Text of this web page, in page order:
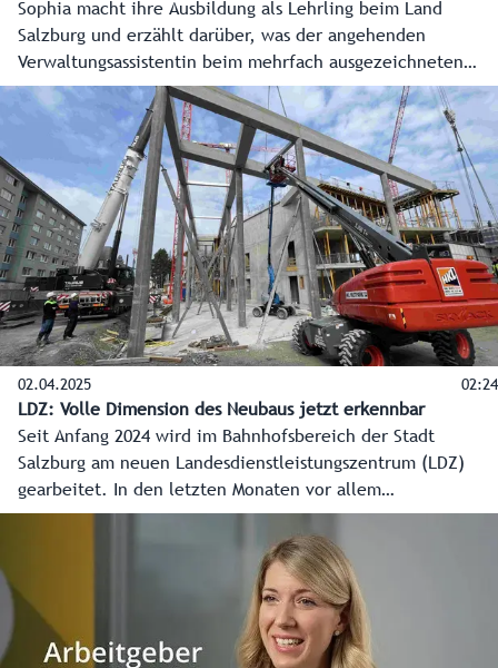
Sophia macht ihre Ausbildung als Lehrling beim Land
Salzburg und erzählt darüber, was der angehenden
Verwaltungsassistentin beim mehrfach ausgezeichneten
Arbeitgeber Land Salzburg besonders gefällt.
02.04.2025 02:24
LDZ: Volle Dimension des Neubaus jetzt erkennbar
Seit Anfang 2024 wird im Bahnhofsbereich der Stadt
Salzburg am neuen Landesdienstleistungszentrum (LDZ)
gearbeitet. In den letzten Monaten vor allem
„unterirdisch“. Mittlerweile ist auch an der Oberfläche
schon sehr viel passiert. Bis ins zweite Obergeschoss sind
die derzeit rund 120 Bauarbeiter vorgedrungen. Auch die
ganze Dimension des Grundrisses ist nun erkennbar. Ebenso
der neue offene Eingangsbereich in das Gebäude.